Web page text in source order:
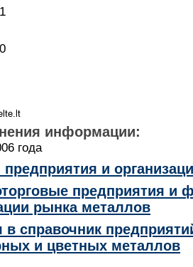
информации:
года
предприятия и
предприятия и
рынка металлов
в справочник
и цветных металлов